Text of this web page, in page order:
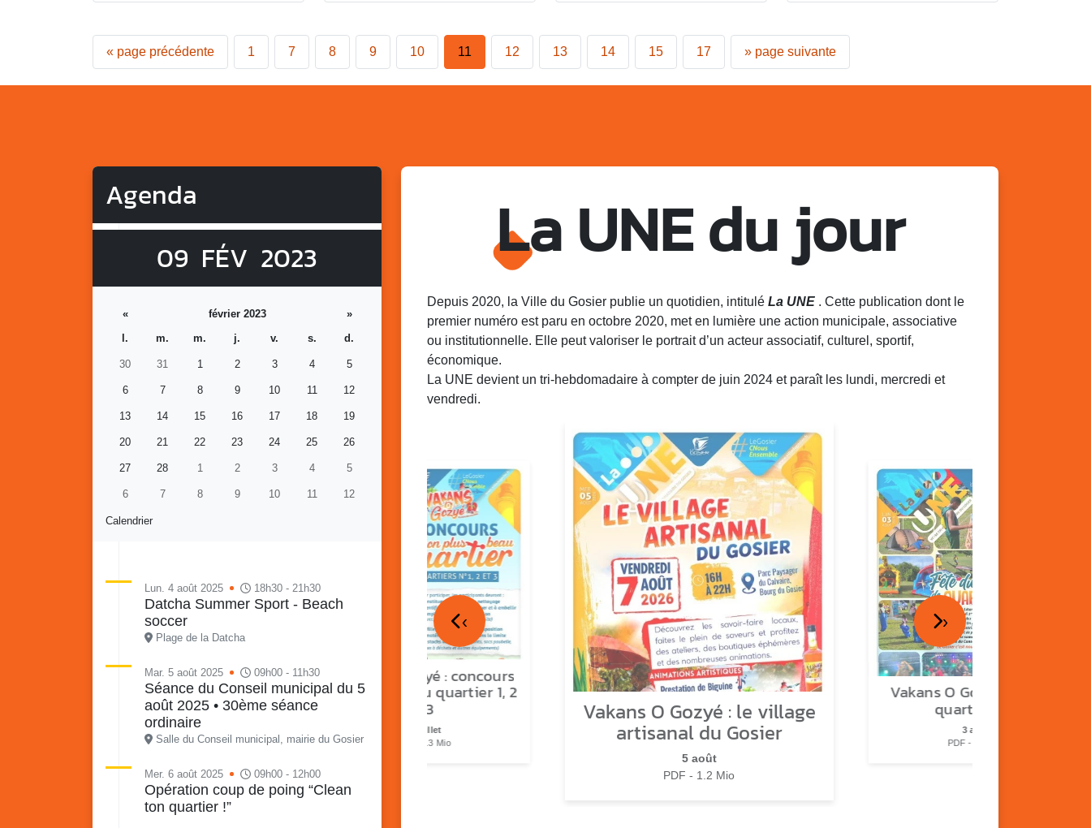
« page précédente 1 7 8 9 10 11 12 13 14 15 17 » page suivante
Agenda
09 FÉV 2023
Calendrier
« février 2023
»
l.
m. m. j. v. s. d.
30 31 1 2 3 4 5
6 7 8 9 10 11 12
13 14 15 16 17 18 19
20 21 22 23 24 25 26
27 28 1 2 3 4 5
6 7 8 9 10 11 12
Lun. 4 août 2025 18h30 - 21h30
Datcha Summer Sport - Beach
soccer
Plage de la Datcha
Mar. 5 août 2025 09h00 - 11h30
Séance du Conseil municipal du 5
août 2025 • 30ème séance
ordinaire
Salle du Conseil municipal, mairie du Gosier
Mer. 6 août 2025 09h00 - 12h00
Opération coup de poing “Clean
ton quartier !”
La UNE du jour
Depuis 2020, la Ville du Gosier publie un quotidien, intitulé La UNE . Cette publication dont le
premier numéro est paru en octobre 2020, met en lumière une action municipale, associative
ou institutionnelle. Elle peut valoriser le portrait d’un acteur associatif, culturel, sportif,
économique.
La UNE devient un tri-hebdomadaire à compter de juin 2024 et paraît les lundi, mercredi et
vendredi.
Retour en images sur
Vakans O Gozyé animations
en livre, fête du conseil de
quartier n°3, Gosier beach
summer volley
23 juillet
PDF - 5.1 Mio
Vakans o Gozyé : concours
mon plus beau quartier 1, 2
& 3
17 juillet
PDF - 1.3 Mio
Vakans O Gozyé : le village
artisanal du Gosier
5 août
PDF - 1.2 Mio
Vakans O Gozyé : fête de
quartier n°2
3 août
PDF - 2.3 Mio
‹ ›